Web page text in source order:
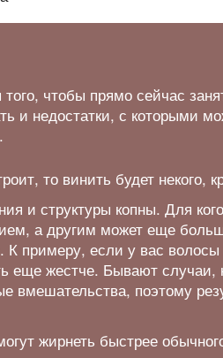
чтобы прямо сейчас
и недостатки, с которыми
то винить будет некого,
и структуры копны. Для
а другим может еще
примеру, если у вас волосы
еще жестче. Бывают случаи,
вмешательства, поэтому
жирнеть быстрее